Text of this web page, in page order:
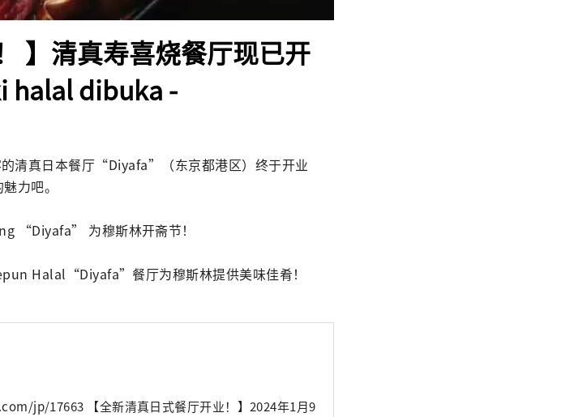
】清真寿喜烧餐厅现已开
halal dibuka -
清真日本餐厅“Diyafa”（东京都港区）终于开业
力吧。
“Diyafa” 为穆斯林开斋节！
Halal“Diyafa”餐厅为穆斯林提供美味佳肴！
餐厅开业！】2024年1月9